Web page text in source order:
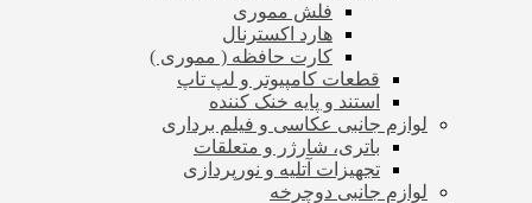
فلش مموری
هارد اکسترنال
کارت حافظه ( مموری )
قطعات کامپیوتر و لپ تاپ
استند و پایه خنک کننده
لوازم جانبی عکاسی و فیلم برداری
باتری، شارژر و متعلقات
تجهیزات آتلیه و نورپردازی
لوازم جانبی دوچرخه